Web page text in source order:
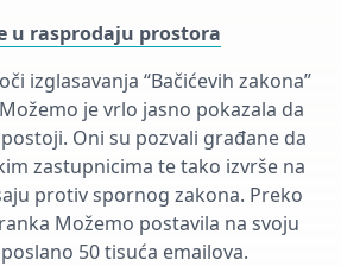
u rasprodaju prostora
izglasavanja “Bačićevih zakona”
je vrlo jasno pokazala da
Oni su pozvali građane da
zastupnicima te tako izvrše na
protiv spornog zakona. Preko
Možemo postavila na svoju
50 tisuća emailova.